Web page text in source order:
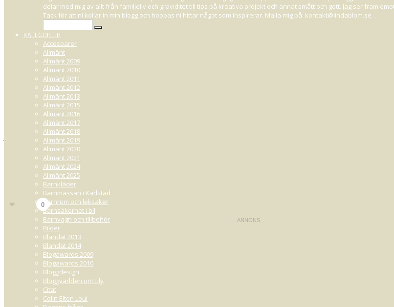
delar med mig av allt från familjeliv och graviditet till tips på kreativa projekt och annat smått och gott. Jag ser fram
Tack för att ni kollar in min blogg och hoppas ni hittar något som inspirerar. Maila mig på: kontakt@lindablom.se
KATEGORIER
Accesoarer
Allmänt
Allmänt 2009
Allmänt 2010
Allmänt 2011
Allmänt 2012
Allmänt 2013
Allmänt 2015
Allmänt 2016
Allmänt 2017
Allmänt 2018
Allmänt 2019
Allmänt 2020
Allmänt 2021
Allmänt 2024
Allmänt 2025
Barnkläder
Barnmässan i Karlstad
Barnrum och leksaker
Barnsäkerhet i bil
Barnvagn och tillbehör
Bilder
Blandat 2013
Blandat 2014
Blogawards 2009
Blogawards 2010
Bloggdesign
Bloggvärlden om Lily
Citat
Colin Elton Loui
VARFÖR BESTÄLLER DU SÅ OFTA?
SEPTEMBER 30, 2009 22:23
KOMMENTAR________________________
Varför beställer du inte 1 gång i månaden ist för 1 gång i vecka, snacka om pengar du slösat på fraktavgifter. bara en
MITT SVAR __________________________
Jo sörru, det skall jag förklara för dig ; ) Jag antar att du menar mitt Nelly-handlande?
För det första så beställer jag kläderna när jag ser att dom kommit in, plaggen brukar gå åt som smör i solsken på Nelly, så att
alternativ för mig.
För det andra så får man14 dagars fri frakt
beställa en gång till inom 14 dagar, så bjuder dom på frakten. När man lagt en beställning till inom de 14 dagarna, förlängds det
betalar jag faktiskt inte i frakt ; )
0
10